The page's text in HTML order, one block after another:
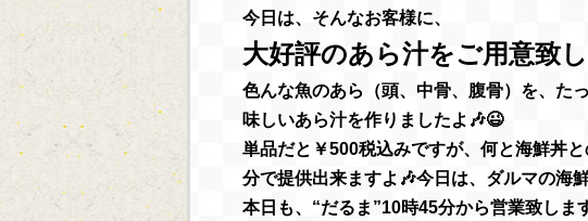
今日は、そんなお客様に、
大好評のあら汁をご用意致
色んな魚のあら（頭、中骨、腹骨）を、た
味しいあら汁を作りましたよ🎶😉
単品だと￥500税込みですが、何と海鮮丼
分で提供出来ますよ🎶今日は、ダルマの海
本日も、“だるま”10時45分から営業致しま